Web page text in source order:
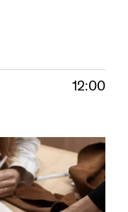
12:00